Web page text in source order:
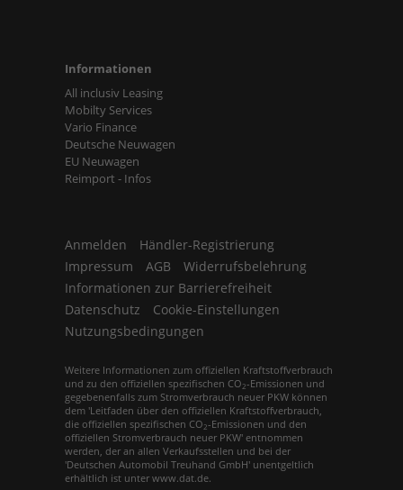
Informationen
All inclusiv Leasing
Mobilty Services
Vario Finance
Deutsche Neuwagen
EU Neuwagen
Reimport - Infos
Anmelden
Händler-Registrierung
Impressum
AGB
Widerrufsbelehrung
Informationen zur Barrierefreiheit
Datenschutz
Cookie-Einstellungen
Nutzungsbedingungen
Weitere Informationen zum offiziellen Kraftstoffverbrauch
und zu den offiziellen spezifischen CO2-Emissionen und
gegebenenfalls zum Stromverbrauch neuer PKW können
dem 'Leitfaden über den offiziellen Kraftstoffverbrauch,
die offiziellen spezifischen CO2-Emissionen und den
offiziellen Stromverbrauch neuer PKW' entnommen
werden, der an allen Verkaufsstellen und bei der
'Deutschen Automobil Treuhand GmbH' unentgeltlich
erhältlich ist unter www.dat.de.